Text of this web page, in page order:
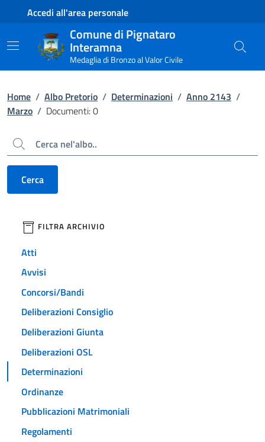
Contenuto principale
Piede di paginaAccedi all'area personale
Comune di Pignataro
Interamna
Medaglia di Bronzo al Valor Civile
Home / Albo Pretorio / Determinazioni / Anno 2143 /
Marzo / Documenti: 0
Cerca
Cerca
filtri da applicare
FILTRA ARCHIVIO
Atti
Avvisi
Concorsi/Bandi
Deliberazioni Consiglio
Deliberazioni Giunta
Deliberazioni OSL
Determinazioni
Ordinanze
Pubblicazioni Matrimoniali
Regolamenti